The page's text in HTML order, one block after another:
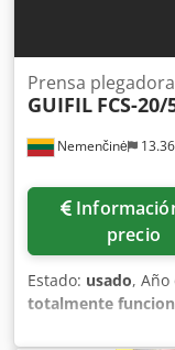
Nemenčinė
Prensa plegadora
GUIFIL FCS-20/
Información de
precio
Estado: usado,
totalmente